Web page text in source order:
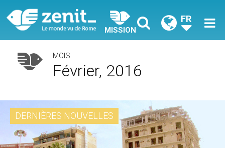
MISSION
FR
MOIS
Février, 2016
DERNIÈRES NOUVELLES